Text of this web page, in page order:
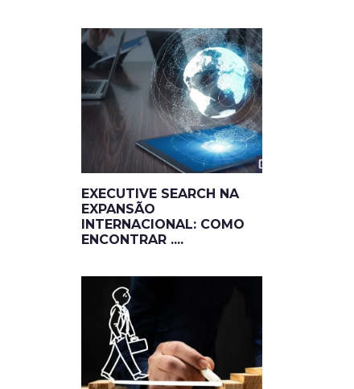
EXECUTIVE SEARCH NA
EXPANSÃO
INTERNACIONAL: COMO
ENCONTRAR ....